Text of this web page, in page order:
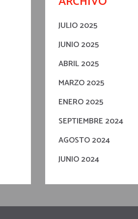
JULIO 2025
JUNIO 2025
ABRIL 2025
MARZO 2025
ENERO 2025
SEPTIEMBRE 2024
AGOSTO 2024
JUNIO 2024